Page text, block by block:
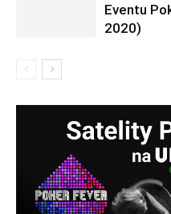
Eventu
2020)